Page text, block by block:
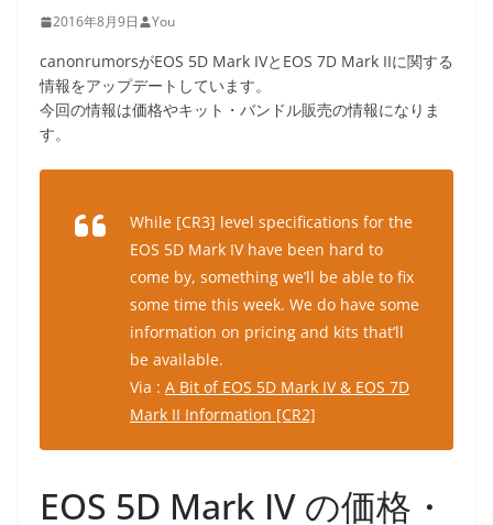
2016年8月9日 You
canonrumorsがEOS 5D Mark IVとEOS 7D Mark IIに関する
情報をアップデートしています。
今回の情報は価格やキット・バンドル販売の情報になりま
す。
While [CR3] level specifications for the
EOS 5D Mark IV have been hard to
come by, something we’ll be able to fix
some time this week. We do have some
information on pricing and kits that’ll
be available.
Via : A Bit of EOS 5D Mark IV & EOS 7D
Mark II Information [CR2]
EOS 5D Mark IV の価格・